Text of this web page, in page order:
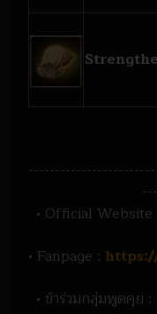
• Official Website
• Fanpage :
• ข้าร่วมกลุ่มพูดคุย :